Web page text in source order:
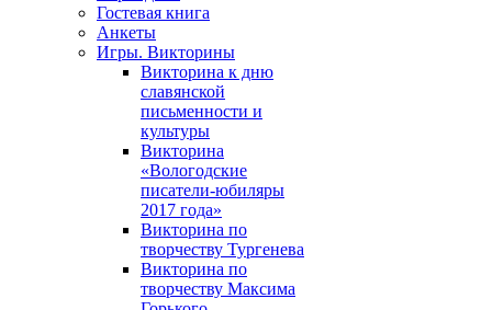
Гостевая книга
Анкеты
Игры. Викторины
Викторина к дню
славянской
письменности и
культуры
Викторина
«Вологодские
писатели-юбиляры
2017 года»
Викторина по
творчеству Тургенева
Викторина по
творчеству Максима